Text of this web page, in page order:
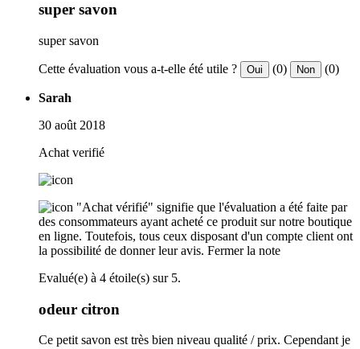
super savon
super savon
Cette évaluation vous a-t-elle été utile ? Oui (0) Non (0)
Sarah
30 août 2018
Achat verifié
"Achat vérifié" signifie que l'évaluation a été faite par
des consommateurs ayant acheté ce produit sur notre boutique
en ligne. Toutefois, tous ceux disposant d'un compte client ont
la possibilité de donner leur avis. Fermer la note
Evalué(e) à 4 étoile(s) sur 5.
odeur citron
Ce petit savon est très bien niveau qualité / prix. Cependant je